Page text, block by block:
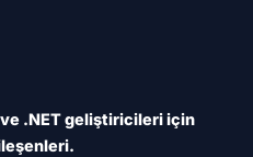
.NET geliştiricileri için